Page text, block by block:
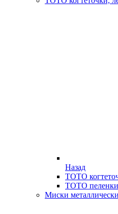
Назад
ТОТО
ТОТО пеленки
Миски